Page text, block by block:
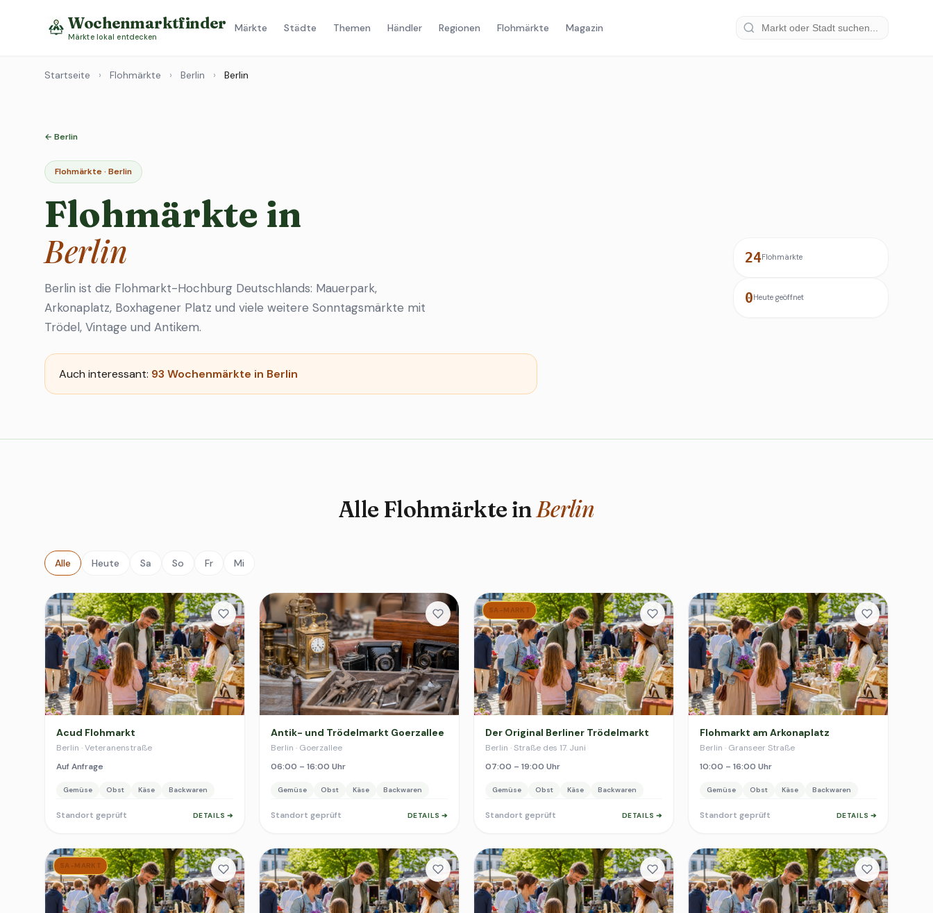
Wochenmarktfinder
Märkte lokal entdecken
Märkte Städte Themen Händler Regionen Flohmärkte Magazin
Startseite › Flohmärkte › Berlin › Berlin
← Berlin
Flohmärkte · Berlin
Flohmärkte in
Berlin
Berlin ist die Flohmarkt-Hochburg Deutschlands: Mauerpark,
Arkonaplatz, Boxhagener Platz und viele weitere Sonntagsmärkte mit
Trödel, Vintage und Antikem.
Auch interessant: 93 Wochenmärkte in Berlin
24Flohmärkte
0Heute geöffnet
Alle Flohmärkte inBerlin
Alle Heute Sa So Fr Mi
Acud Flohmarkt
Berlin · Veteranenstraße
Auf Anfrage
Gemüse Obst Käse Backwaren
Standort geprüft DETAILS ➔
Antik- und Trödelmarkt Goerzallee
Berlin · Goerzallee
06:00 – 16:00 Uhr
Gemüse Obst Käse Backwaren
Standort geprüft DETAILS ➔
SA-MARKT
Der Original Berliner Trödelmarkt
Berlin · Straße des 17. Juni
07:00 – 19:00 Uhr
Gemüse Obst Käse Backwaren
Standort geprüft DETAILS ➔
Flohmarkt am Arkonaplatz
Berlin · Granseer Straße
10:00 – 16:00 Uhr
Gemüse Obst Käse Backwaren
Standort geprüft DETAILS ➔
SA-MARKT